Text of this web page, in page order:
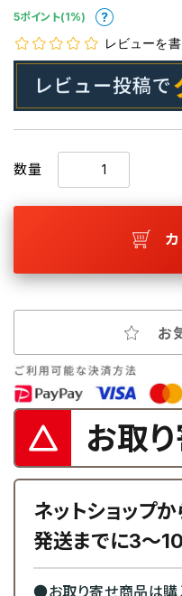
5ポイント(1%)
レビューを書
数量
お
お取
ネットショップ
発送までに3～
●お取り寄せ商品は購